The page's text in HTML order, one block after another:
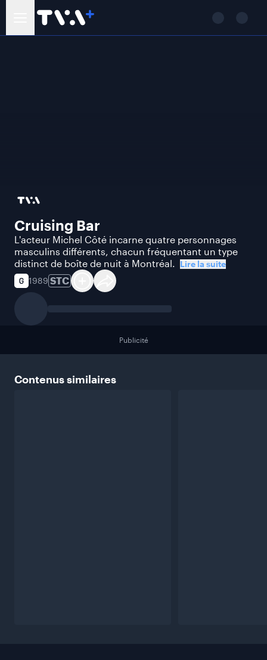
Cruising Bar
L'acteur Michel Côté incarne quatre personnages
masculins différents, chacun fréquentant un type
distinct de boîte de nuit à Montréal. Lire la suite
1989 STC
Publicité
Contenussimilaires